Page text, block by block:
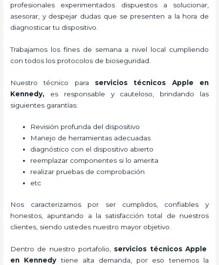
profesionales experimentados dispuestos a solucionar,
asesorar, y despejar dudas que se presenten a la hora de
diagnosticar tu dispositivo.
Trabajamos los fines de semana a nivel local cumpliendo
con todos los protocolos de bioseguridad.
Nuestro técnico para servicios técnicos Apple en
Kennedy, es responsable y cauteloso, brindando las
siguientes garantías:
Revisión profunda del dispositivo
Manejo de herramientas adecuadas
diagnóstico con el dispositivo abierto
reemplazar componentes si lo amerita
realizar pruebas de comprobación
etc
Nos caracterizamos por ser cumplidos, confiables y
honestos, apuntando a la satisfacción total de nuestros
clientes, siendo ustedes nuestro mayor objetivo.
Dentro de nuestro portafolio, servicios técnicos Apple
en Kennedy tiene alta demanda, por eso tenemos la